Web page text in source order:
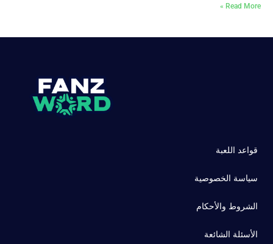
Read More »
قواعد اللعبة
سياسة الخصوصية
الشروط والأحكام
الأسئلة الشائعة